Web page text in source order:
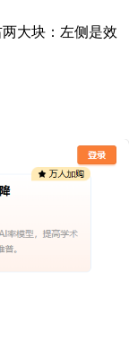
大块：左侧是效